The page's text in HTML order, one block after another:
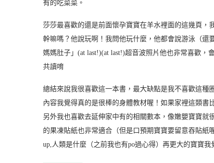
有的吃菜菜。
莎莎最喜歡的還是前面懷孕寶寶在羊水裡面的這幾頁
幹嘛嗎？他說玩啊！我問他玩什麼，他都會說游泳（
媽媽肚子」(at last!)(at last!)超音波照片他也非常喜歡
共讀唷
總結來說我很喜歡這一本書，最大缺點是我不喜歡這
內容我覺得真的是很棒的身體教材喔！如果家裡這類書
另外我也喜歡去延伸家中有的相關數本，像嫩嬰寶寶就
的果凍貼紙也非常適合（但是口預期寶寶要留意吞貼紙
up,人類是什麼（之前我也有po過心得）再更大的寶寶